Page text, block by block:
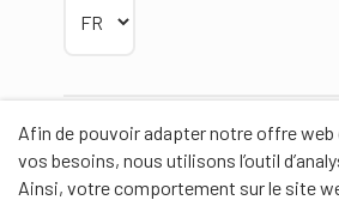
Afin de pouvoir adapter notre offre web
vos besoins, nous utilisons l’outil
Ainsi, votre comportement sur le site
Partenaires